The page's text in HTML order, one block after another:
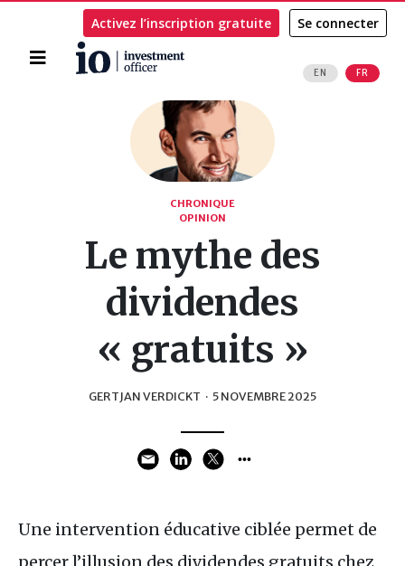
Accueil
EN FR
Activez l’inscription gratuite Se connecter
CHRONIQUE
OPINION
Le mythe des
dividendes
« gratuits »
GERTJAN VERDICKT · 5 NOVEMBRE 2025
Une intervention éducative ciblée permet de